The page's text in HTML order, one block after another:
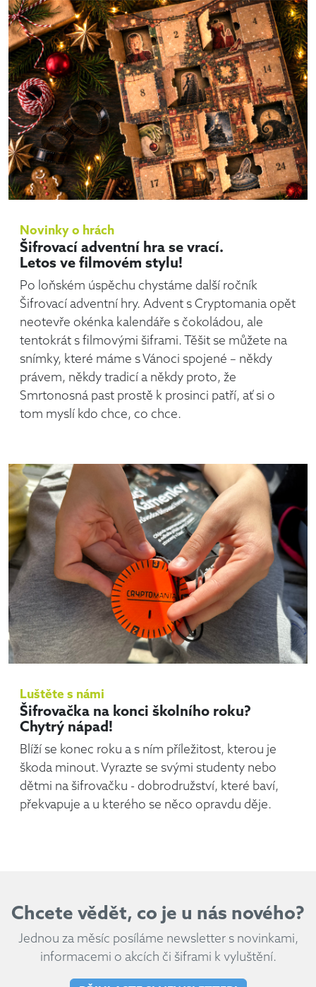
Novinky o hrách
Šifrovací adventní hra se vrací.
Letos ve filmovém stylu!
Po loňském úspěchu chystáme další ročník
Šifrovací adventní hry. Advent s Cryptomania opět
neotevře okénka kalendáře s čokoládou, ale
tentokrát s filmovými šiframi. Těšit se můžete na
snímky, které máme s Vánoci spojené – někdy
právem, někdy tradicí a někdy proto, že
Smrtonosná past prostě k prosinci patří, ať si o
tom myslí kdo chce, co chce.
Luštěte s námi
Šifrovačka na konci školního roku?
Chytrý nápad!
Blíží se konec roku a s ním příležitost, kterou je
škoda minout. Vyrazte se svými studenty nebo
dětmi na šifrovačku - dobrodružství, které baví,
překvapuje a u kterého se něco opravdu děje.
Chcete vědět, co je u nás nového?
Jednou za měsíc posíláme newsletter s novinkami,
informacemi o akcích či šiframi k vyluštění.